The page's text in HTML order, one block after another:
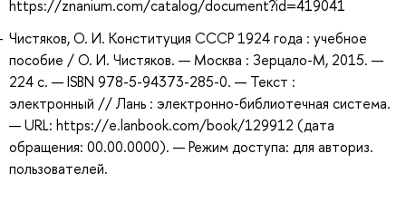
https://znanium.com/catalog/document?id=419041
Чистяков, О. И. Конституция CCСР 1924 года : учебное
пособие / О. И. Чистяков. — Москва : Зерцало-М, 2015. —
224 с. — ISBN 978-5-94373-285-0. — Текст :
электронный // Лань : электронно-библиотечная система.
— URL: https://e.lanbook.com/book/129912 (дата
обращения: 00.00.0000). — Режим доступа: для авториз.
пользователей.